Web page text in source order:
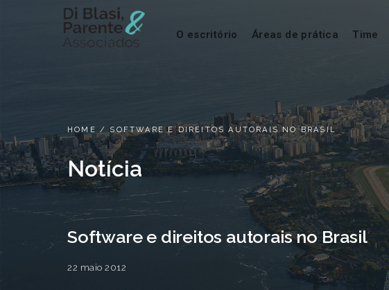
O escritório Áreas de prática Time
HOME / SOFTWARE E DIREITOS AUTORAIS NO BRASIL
Notícia
Software e direitos autorais no Brasil
22 maio 2012